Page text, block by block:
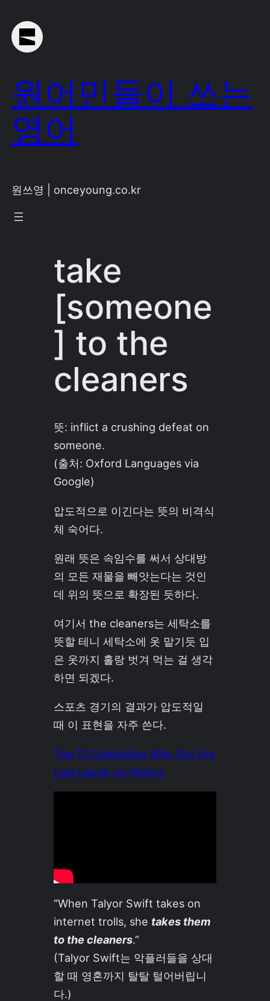
to
content
원어민들이 쓰는
영어
원쓰영 | onceyoung.co.kr
take
[someone
] to the
cleaners
뜻: inflict a crushing defeat on
someone.
(출처: Oxford Languages via
Google)
압도적으로 이긴다는 뜻의 비격식
체 숙어다.
원래 뜻은 속임수를 써서 상대방
의 모든 재물을 빼앗는다는 것인
데 위의 뜻으로 확장된 듯하다.
여기서 the cleaners는 세탁소를
뜻할 테니 세탁소에 옷 맡기듯 입
은 옷까지 홀랑 벗겨 먹는 걸 생각
하면 되겠다.
스포츠 경기의 결과가 압도적일
때 이 표현을 자주 쓴다.
Top 10 Celebrities Who Got the
Last Laugh on Haters
“When Talyor Swift takes on
internet trolls, she takes them
to the cleaners.”
(Talyor Swift는 악플러들을 상대
할 때 영혼까지 탈탈 털어버립니
다.)